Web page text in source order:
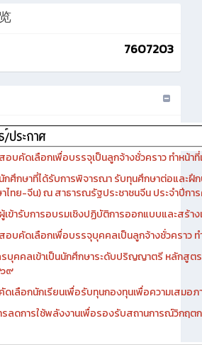
7607203
อบคัดเลือกเพื่อบรรจุเป็นลูกจ้างชั่วคราว ทำหน้าที่
กศึกษาที่ได้รับการพิจารณา รับทุนศึกษาต่อและฝึ
ไทย-จีน) ณ สาธารณรัฐประชาชนจีน ประจำปีก
เข้ารับการอบรมเชิงปฏิบัติการออกแบบและสร้า
อบคัดเลือกเพื่อบรรจุบุคคลเป็นลูกจ้างชั่วคราว ท
บุคคลเข้าเป็นนักศึกษาระดับปริญญาตรี หลักสูต
๙
ดเลือกนักเรียนเพื่อรับทุนกองทุนเพื่อความเสมอ
รลดการใช้พลังงานเพื่อรองรับสถานการณ์วิกฤ